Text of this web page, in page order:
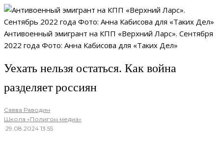
Антивоенный эмигрант на КПП «Верхний Ларс». Сентября
2022 года Фото: Анна Кабисова для «Таких Дел»
Уехать нельзя остаться. Как война
разделяет россиян
Савва Раводин·
Школа «Полигон медиа»
·29.08.2024 13:55